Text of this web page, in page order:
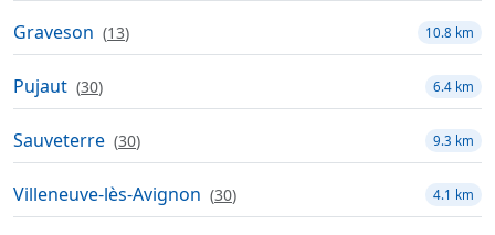
Graveson (13) 10.8 km
Pujaut (30) 6.4 km
Sauveterre (30) 9.3 km
Villeneuve-lès-Avignon (30) 4.1 km